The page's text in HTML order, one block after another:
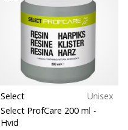
Select
Unisex
Select ProfCare 200 ml -
Hvid